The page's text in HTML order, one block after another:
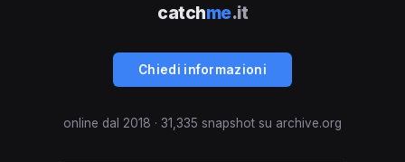
catchme.it
Chiedi informazioni
online dal 2018 · 31,335 snapshot su archive.org